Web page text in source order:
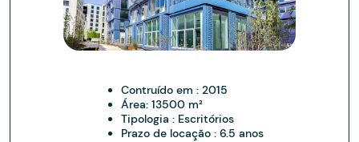
Contruído em : 2015
Área: 13500 m²
Tipologia : Escritórios
Prazo de locação : 6.5 anos